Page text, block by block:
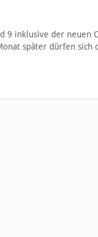
9 inklusive der neuen
später dürfen sich